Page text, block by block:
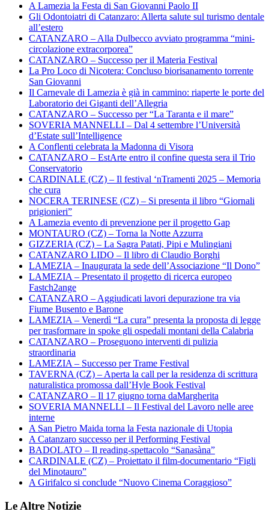
A Lamezia la Festa di San Giovanni Paolo II
Gli Odontoiatri di Catanzaro: Allerta salute sul turismo dentale
all’estero
CATANZARO – Alla Dulbecco avviato programma “mini-
circolazione extracorporea”
CATANZARO – Successo per il Materia Festival
La Pro Loco di Nicotera: Concluso biorisanamento torrente
San Giovanni
Il Carnevale di Lamezia è già in cammino: riaperte le porte del
Laboratorio dei Giganti dell’Allegria
CATANZARO – Successo per “La Taranta e il mare”
SOVERIA MANNELLI – Dal 4 settembre l’Università
d’Estate sull’Intelligence
A Conflenti celebrata la Madonna di Visora
CATANZARO – EstArte entro il confine questa sera il Trio
Conservatorio
CARDINALE (CZ) – Il festival ‘nTramenti 2025 – Memoria
che cura
NOCERA TERINESE (CZ) – Si presenta il libro “Giornali
prigionieri”
A Lamezia evento di prevenzione per il progetto Gap
MONTAURO (CZ) – Torna la Notte Azzurra
GIZZERIA (CZ) – La Sagra Patati, Pipi e Mulingiani
CATANZARO LIDO – Il libro di Claudio Borghi
LAMEZIA – Inaugurata la sede dell’Associazione “Il Dono”
LAMEZIA – Presentato il progetto di ricerca europeo
Fastch2ange
CATANZARO – Aggiudicati lavori depurazione tra via
Fiume Busento e Barone
LAMEZIA – Venerdì “La cura” presenta la proposta di legge
per trasformare in spoke gli ospedali montani della Calabria
CATANZARO – Proseguono interventi di pulizia
straordinaria
LAMEZIA – Successo per Trame Festival
TAVERNA (CZ) – Aperta la call per la residenza di scrittura
naturalistica promossa dall’Hyle Book Festival
CATANZARO – Il 17 giugno torna daMargherita
SOVERIA MANNELLI – Il Festival del Lavoro nelle aree
interne
A San Pietro Maida torna la Festa nazionale di Utopia
A Catanzaro successo per il Performing Festival
BADOLATO – Il reading-spettacolo “Sanasàna”
CARDINALE (CZ) – Proiettato il film-documentario “Figli
del Minotauro”
A Girifalco si conclude “Nuovo Cinema Coraggioso”
Le Altre Notizie